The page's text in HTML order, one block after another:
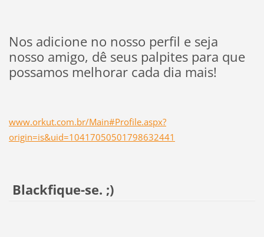
Nos adicione no nosso perfil e seja
nosso amigo, dê seus palpites para que
possamos melhorar cada dia mais!
www.orkut.com.br/Main#Profile.aspx?
origin=is&uid=10417050501798632441
Blackfique-se. ;)